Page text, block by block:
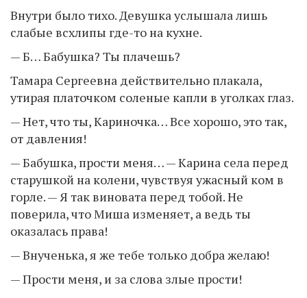
Внутри было тихо. Девушка услышала лишь
слабые всхлипы где-то на кухне.
— Б… Бабушка? Ты плачешь?
Тамара Сергеевна действительно плакала,
утирая платочком соленые капли в уголках глаз.
— Нет, что ты, Кариночка… Все хорошо, это так,
от давления!
— Бабушка, прости меня… — Карина села перед
старушкой на колени, чувствуя ужасный ком в
горле. — Я так виновата перед тобой. Не
поверила, что Миша изменяет, а ведь ты
оказалась права!
— Внученька, я же тебе только добра желаю!
— Прости меня, и за слова злые прости!